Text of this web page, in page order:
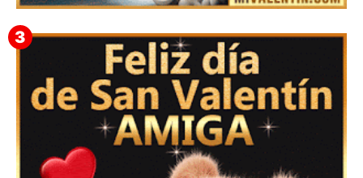
Feliz San Valentín Delsy